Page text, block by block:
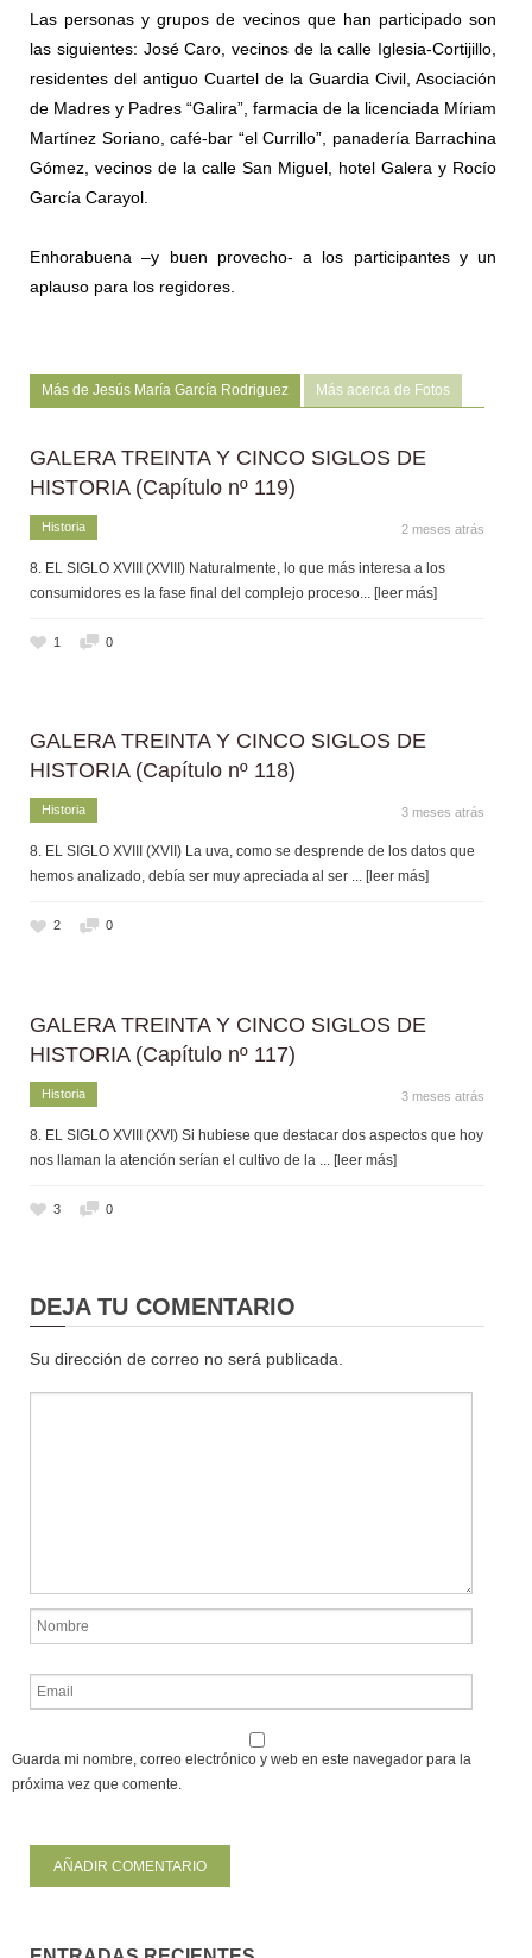
Las personas y grupos de vecinos que han participado son
las siguientes: José Caro, vecinos de la calle Iglesia-Cortijillo,
residentes del antiguo Cuartel de la Guardia Civil, Asociación
de Madres y Padres “Galira”, farmacia de la licenciada Míriam
Martínez Soriano, café-bar “el Currillo”, panadería Barrachina
Gómez, vecinos de la calle San Miguel, hotel Galera y Rocío
García Carayol.
Enhorabuena –y buen provecho- a los participantes y un
aplauso para los regidores.
Más de Jesús María García Rodriguez Más acerca de Fotos
GALERA TREINTA Y CINCO SIGLOS DE
HISTORIA (Capítulo nº 119)
Historia 2 meses atrás
8. EL SIGLO XVIII (XVIII) Naturalmente, lo que más interesa a los
consumidores es la fase final del complejo proceso... [leer más]
1 0
GALERA TREINTA Y CINCO SIGLOS DE
HISTORIA (Capítulo nº 118)
Historia 3 meses atrás
8. EL SIGLO XVIII (XVII) La uva, como se desprende de los datos que
hemos analizado, debía ser muy apreciada al ser ... [leer más]
2 0
GALERA TREINTA Y CINCO SIGLOS DE
HISTORIA (Capítulo nº 117)
Historia 3 meses atrás
8. EL SIGLO XVIII (XVI) Si hubiese que destacar dos aspectos que hoy
nos llaman la atención serían el cultivo de la
... [leer más]
3 0
DEJA TU COMENTARIO
Su dirección de correo no será publicada.
Guarda mi nombre, correo electrónico y web en este navegador para la
próxima vez que comente.